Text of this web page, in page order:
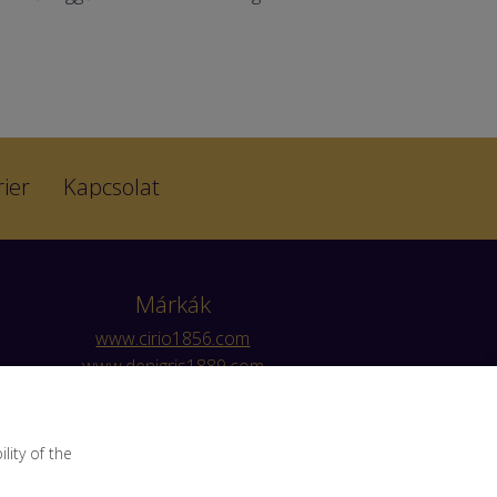
Kapcsolat
Márkák
www.cirio1856.com
www.denigris1889.com
of the